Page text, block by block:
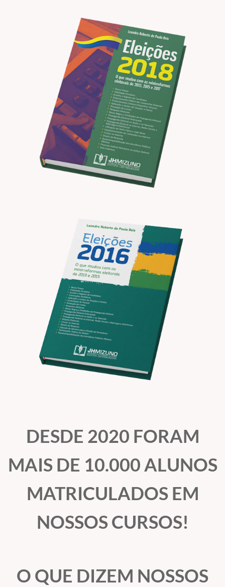
DESDE 2020 FORAM
MAIS DE 10.000 ALUNOS
MATRICULADOS EM
NOSSOS CURSOS!
O QUE DIZEM NOSSOS